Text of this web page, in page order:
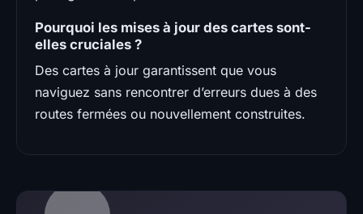
Pourquoi les mises à jour des cartes sont-
elles cruciales ?
Des cartes à jour garantissent que vous
naviguez sans rencontrer d’erreurs dues à des
routes fermées ou nouvellement construites.